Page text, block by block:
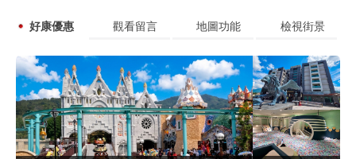
好康優惠 觀看留言 地圖功能 檢視街景